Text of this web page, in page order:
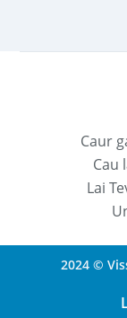
Caur
Cau
Lai
2024 ©